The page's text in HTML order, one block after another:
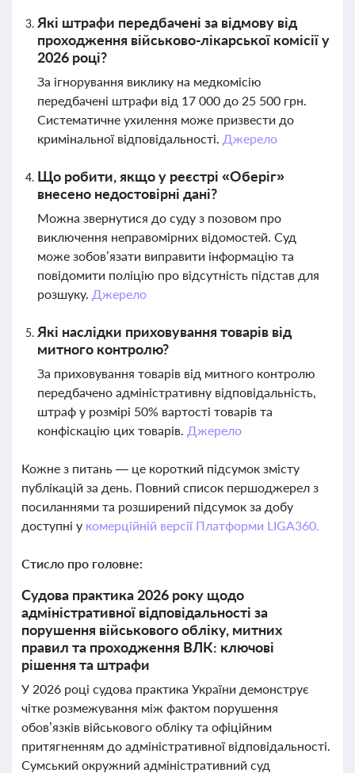
Які штрафи передбачені за відмову від
проходження військово-лікарської комісії у
2026 році?
За ігнорування виклику на медкомісію
передбачені штрафи від 17 000 до 25 500 грн.
Систематичне ухилення може призвести до
кримінальної відповідальності. Джерело
Що робити, якщо у реєстрі «Оберіг»
внесено недостовірні дані?
Можна звернутися до суду з позовом про
виключення неправомірних відомостей. Суд
може зобов’язати виправити інформацію та
повідомити поліцію про відсутність підстав для
розшуку. Джерело
Які наслідки приховування товарів від
митного контролю?
За приховування товарів від митного контролю
передбачено адміністративну відповідальність,
штраф у розмірі 50% вартості товарів та
конфіскацію цих товарів. Джерело
Кожне з питань — це короткий підсумок змісту
публікацій за день. Повний список першоджерел з
посиланнями та розширений підсумок за добу
доступні у комерційній версії Платформи LIGA360.
Стисло про головне:
Судова практика 2026 року щодо
адміністративної відповідальності за
порушення військового обліку, митних
правил та проходження ВЛК: ключові
рішення та штрафи
У 2026 році судова практика України демонструє
чітке розмежування між фактом порушення
обов’язків військового обліку та офіційним
притягненням до адміністративної відповідальності.
Сумський окружний адміністративний суд